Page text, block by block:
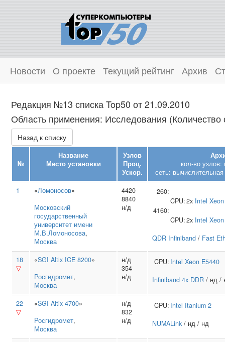
Новости О проекте Текущий рейтинг Архив
Редакция №13 списка Top50 от 21.09.2010
Область применения: Исследования (Количество
Назад к списку
№
Название
Место установки
Узлов
Проц.
Ускор.
кол-во узлов:
сеть:
1
«Ломоносов»
Московский
государственный
университет имени
М.В.Ломоносова,
Москва
4420
8840
н/д
260:
CPU:2x Intel
4160:
CPU:2x Intel
QDR Infiniband / Fast
18
▽
«SGI Altix ICE 8200»
Росгидромет,
Москва
н/д
354
н/д
CPU: Intel Xeon E5440
Infiniband 4x DDR / нд /
22
▽
«SGI Altix 4700»
Росгидромет,
Москва
н/д
832
н/д
CPU: Intel Itanium 2
NUMALink / нд / нд